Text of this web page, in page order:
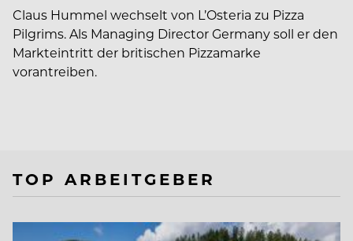
Claus Hummel wechselt von L’Osteria zu Pizza
Pilgrims. Als Managing Director Germany soll er den
Markteintritt der britischen Pizzamarke
vorantreiben.
TOP ARBEITGEBER